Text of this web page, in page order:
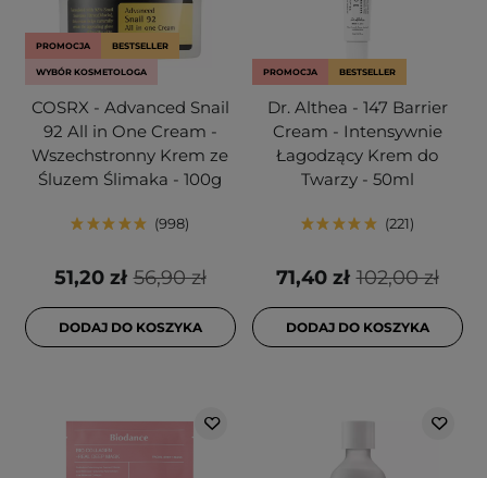
PROMOCJA BESTSELLER
WYBÓR KOSMETOLOGA
COSRX - Advanced Snail
92 All in One Cream -
Wszechstronny Krem ze
Śluzem Ślimaka - 100g
998
56,90 zł
51,20 zł
DODAJ DO KOSZYKA
PROMOCJA BESTSELLER
Dr. Althea - 147 Barrier
Cream - Intensywnie
Łagodzący Krem do
Twarzy - 50ml
221
102,00 zł
71,40 zł
DODAJ DO KOSZYKA